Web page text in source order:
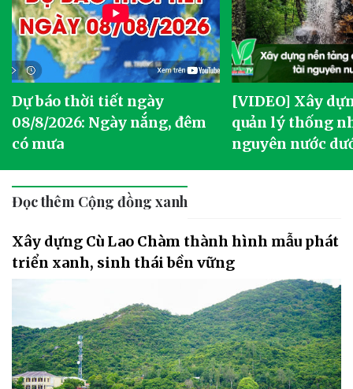
Dự báo thời tiết ngày
08/8/2026: Ngày nắng, đêm
có mưa
[VIDEO] Xây
quản lý thống
nguyên nước
Đọc thêm Cộng đồng xanh
Xây dựng Cù Lao Chàm thành hình mẫu phát
triển xanh, sinh thái bền vững